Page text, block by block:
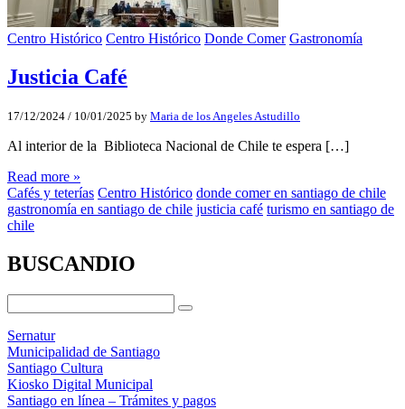
Centro Histórico Centro Histórico Donde Comer Gastronomía
Justicia Café
17/12/2024 / 10/01/2025 by Maria de los Angeles Astudillo
Al interior de la Biblioteca Nacional de Chile te espera […]
Read more »
Cafés y teterías Centro Histórico donde comer en santiago de chile
gastronomía en santiago de chile justicia café turismo en santiago de
chile
BUSCANDIO
Sernatur
Municipalidad de Santiago
Santiago Cultura
Kiosko Digital Municipal
Santiago en línea – Trámites y pagos